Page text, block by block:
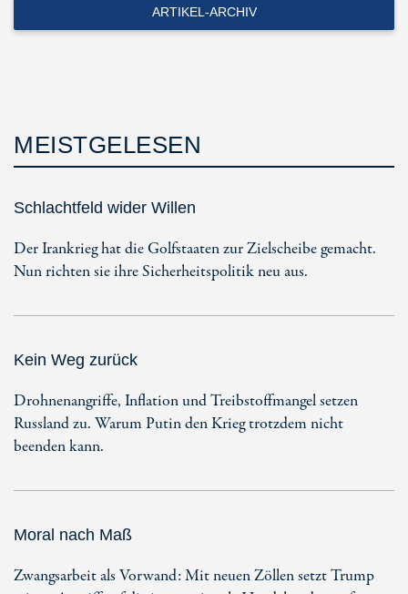
ARTIKEL-ARCHIV
MEISTGELESEN
Schlachtfeld wider Willen
Der Irankrieg hat die Golfstaaten zur Zielscheibe gemacht.
Nun richten sie ihre Sicherheitspolitik neu aus.
Kein Weg zurück
Drohnenangriffe, Inflation und Treibstoffmangel setzen
Russland zu. Warum Putin den Krieg trotzdem nicht
beenden kann.
Moral nach Maß
Zwangsarbeit als Vorwand: Mit neuen Zöllen setzt Trump